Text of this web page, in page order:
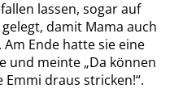
lassen, sogar auf
damit Mama auch
Ende hatte sie eine
und meinte „Da können
draus stricken!“.